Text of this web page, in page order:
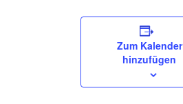
Zum Kalender
hinzufügen